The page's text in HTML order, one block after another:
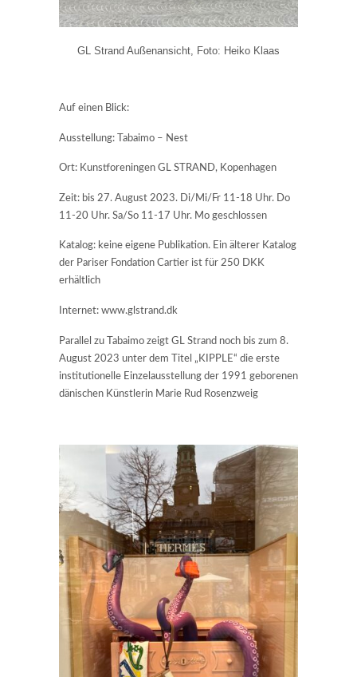
GL Strand Außenansicht, Foto: Heiko Klaas
Auf einen Blick:
Ausstellung: Tabaimo – Nest
Ort: Kunstforeningen GL STRAND, Kopenhagen
Zeit: bis 27. August 2023. Di/Mi/Fr 11-18 Uhr. Do
11-20 Uhr. Sa/So 11-17 Uhr. Mo geschlossen
Katalog: keine eigene Publikation. Ein älterer Katalog
der Pariser Fondation Cartier ist für 250 DKK
erhältlich
Internet: www.glstrand.dk
Parallel zu Tabaimo zeigt GL Strand noch bis zum 8.
August 2023 unter dem Titel „KIPPLE“ die erste
institutionelle Einzelausstellung der 1991 geborenen
dänischen Künstlerin Marie Rud Rosenzweig